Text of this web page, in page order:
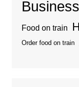
Business
Food on train
Order food on train